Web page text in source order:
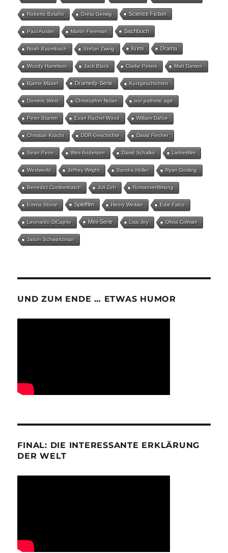
Roberto Bolaño Greta Gerwig Science Fiction
Paul Auster Martin Freeman Sachbuch
Noah Baumbach Stefan Zweig Krimi Drama
Woody Harrelson Jack Black Clarke Peters Matt Damon
Bjarne Mädel Dramedy-Serie Kurzgeschichten
Dominic West Christopher Nolan our pathetic age
Peter Stamm Evan Rachel Wood William Dafoe
Christian Kracht DDR-Geschichte David Fincher
Sean Penn Wes Anderson David Schalko Liebesfilm
Westworld Jeffrey Wright Sandra Hüller Ryan Gosling
Benedict Cumberbatch Juli Zeh Romanverfilmung
Emma Stone Spielfilm Henry Winkler Edie Falco
Leonardo DiCaprio Mini-Serie Lisa Joy Olivia Colman
Jason Schwartzman
UND ZUM ENDE … ETWAS HUMOR
FINAL: DIE INTERESSANTE ERKLÄRUNG
DER WELT